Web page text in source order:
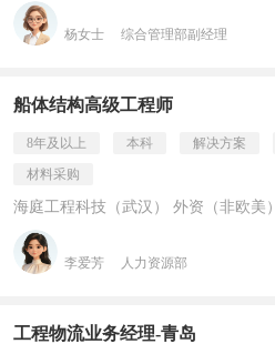
杨女士 综合管理部副经理
船体结构高级工程师
8年及以上 本科 解决方案
材料采购
海庭工程科技（武汉） 外资（非欧美）
李爱芳 人力资源部
工程物流业务经理-青岛